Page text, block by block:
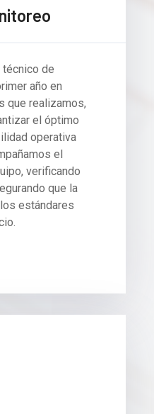
de
año en
que realizamos,
el óptimo
operativa
el
verificando
que la
estándares